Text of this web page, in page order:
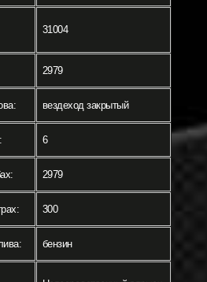
31004
2979
вездеход закрытый
6
2979
300
бензин